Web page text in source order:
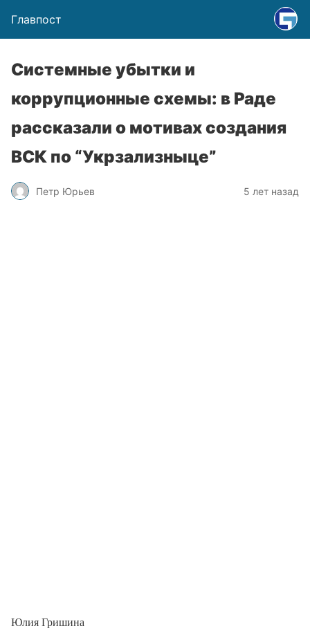
Главпост
Системные убытки и
коррупционные схемы: в Раде
рассказали о мотивах создания
ВСК по “Укрзализныце”
Петр Юрьев 5 лет назад
Юлия Гришина